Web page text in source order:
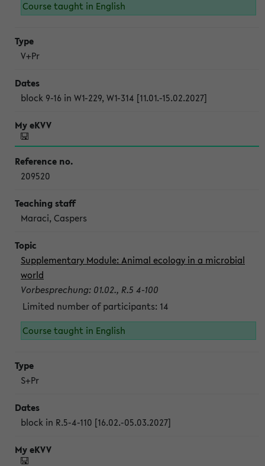
Course taught in English
V+Pr
block 9-16 in W1-229, W1-314 [11.01.-15.02.2027]
209520
Maraci, Caspers
Supplementary Module: Animal ecology in a microbial
world
Vorbesprechung: 01.02., R.5 4-100
Limited number of participants: 14
Course taught in English
S+Pr
block in R.5-4-110 [16.02.-05.03.2027]